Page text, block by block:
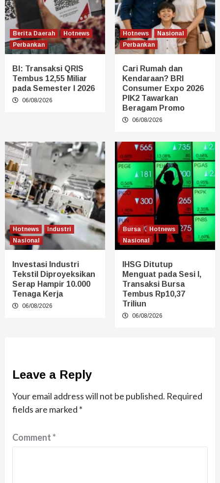
Berita Daerah
Hotnews
Perbankan
BI: Transaksi QRIS
Tembus 12,55 Miliar
pada Semester I 2026
06/08/2026
Hotnews
Nasional
Perbankan
Cari Rumah dan
Kendaraan? BRI
Consumer Expo 2026
PIK2 Tawarkan
Beragam Promo
06/08/2026
Hotnews
Industri
Nasional
Investasi Industri
Tekstil Diproyeksikan
Serap Hampir 10.000
Tenaga Kerja
06/08/2026
Bursa
Hotnews
Nasional
IHSG Ditutup
Menguat pada Sesi I,
Transaksi Bursa
Tembus Rp10,37
Triliun
06/08/2026
Leave a Reply
Your email address will not be published. Required
fields are marked *
Comment*